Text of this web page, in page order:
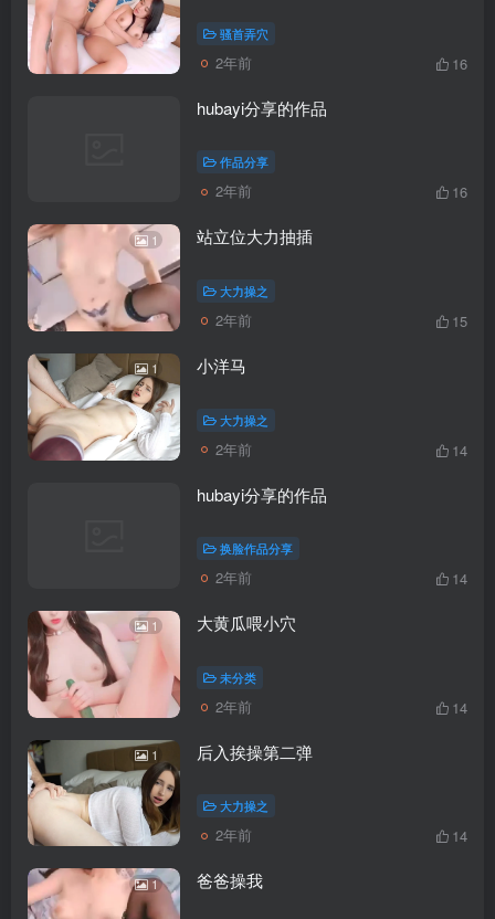
骚首弄穴
2年前 16
hubayi分享的作品
作品分享
2年前 16
1 站立位大力抽插
大力操之
2年前 15
1 小洋马
大力操之
2年前 14
hubayi分享的作品
换脸作品分享
2年前 14
1 大黄瓜喂小穴
未分类
2年前 14
1 后入挨操第二弹
大力操之
2年前 14
1 爸爸操我